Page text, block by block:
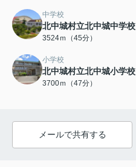
中学校
北中城村立北中城中学校
3524ｍ（45分）
小学校
北中城村立北中城小学校
3700ｍ（47分）
メールで共有する